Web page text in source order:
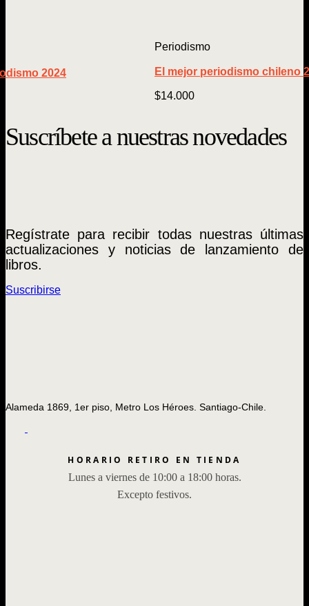
2024
Periodismo
El mejor periodismo chileno
$14.000
Suscríbete a nuestras novedades
Regístrate para recibir todas nuestras últimas
actualizaciones y noticias de lanzamiento de
libros.
Suscribirse
Alameda 1869, 1er piso, Metro Los Héroes. Santiago-Chile.
HORARIO RETIRO EN TIENDA
Lunes a viernes de 10:00 a 18:00 horas.
Excepto festivos.